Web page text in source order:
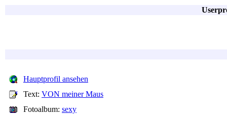
Hauptprofil ansehen
Text: VON meiner Maus
Fotoalbum: sexy